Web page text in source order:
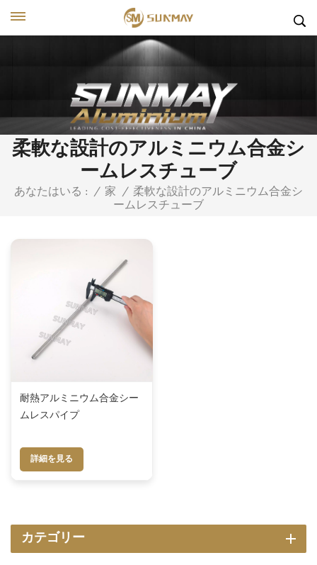
柔軟な設計のアルミニウム合金シ
ームレスチューブ
あなたはいる : / 家 /
柔軟な設計のアルミニウム合金シ
ームレスチューブ
耐熱アルミニウム合金シー
ムレスパイプ
詳細を見る
カテゴリー